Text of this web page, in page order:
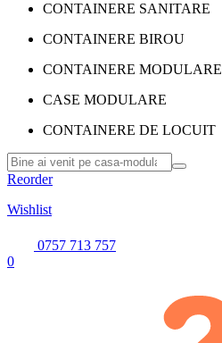
CONTAINERE SANITARE
CONTAINERE BIROU
CONTAINERE MODULARE
CASE MODULARE
CONTAINERE DE LOCUIT
Reorder
Wishlist
0757 713 757
0